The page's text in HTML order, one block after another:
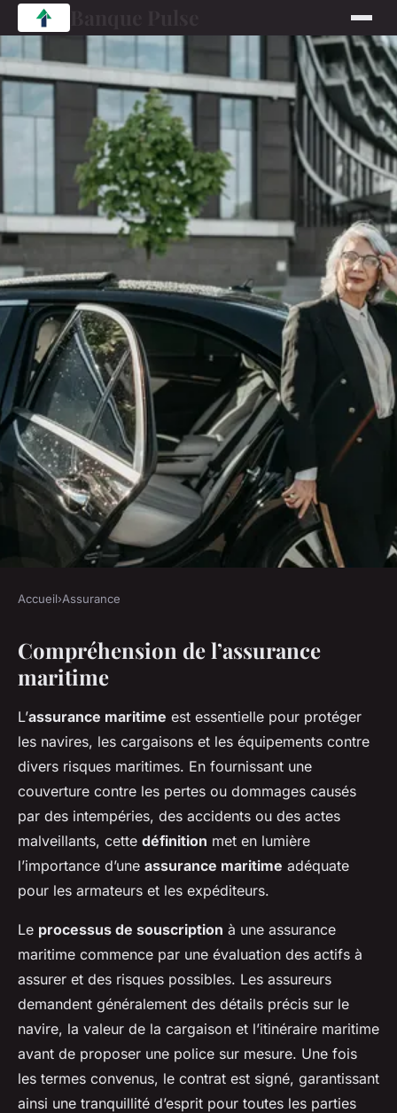
Assurance maritime : focus sur
les zones à haut risque
Tiago•4 décembre 2024 •6 min de lecture
Accueil›Assurance
Compréhension de l’assurance
maritime
L’assurance maritime est essentielle pour protéger
les navires, les cargaisons et les équipements contre
divers risques maritimes. En fournissant une
couverture contre les pertes ou dommages causés
par des intempéries, des accidents ou des actes
malveillants, cette définition met en lumière
l’importance d’une assurance maritime adéquate
pour les armateurs et les expéditeurs.
Le processus de souscription à une assurance
maritime commence par une évaluation des actifs à
assurer et des risques possibles. Les assureurs
demandent généralement des détails précis sur le
navire, la valeur de la cargaison et l’itinéraire maritime
avant de proposer une police sur mesure. Une fois
les termes convenus, le contrat est signé, garantissant
ainsi une tranquillité d’esprit pour toutes les parties